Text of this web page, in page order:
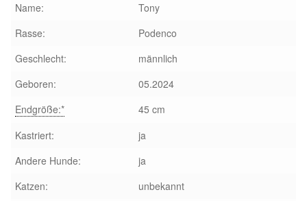
Name:
Tony
Rasse:
Podenco
Geschlecht:
männlich
Geboren:
05.2024
Endgröße:*
45 cm
Kastriert:
ja
Andere Hunde:
ja
Katzen:
unbekannt